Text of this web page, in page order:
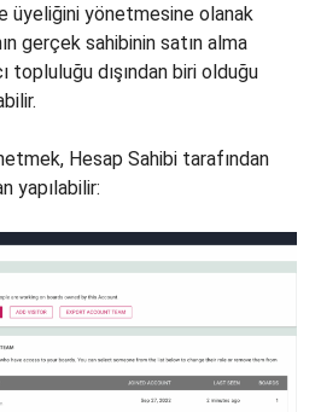
üyeliğini yönetmesine olanak
gerçek sahibinin satın alma
topluluğu dışından biri olduğu
Hesap Sahibi tarafından
yapılabilir: